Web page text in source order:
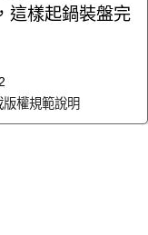
這樣起鍋裝盤完
版權規範說明